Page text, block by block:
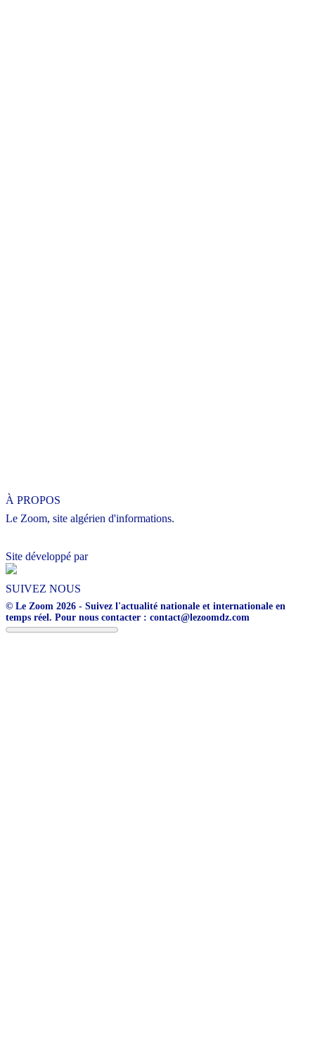
À PROPOS
Le Zoom, site algérien d'informations.
Site développé par
SUIVEZ NOUS
© Le Zoom 2026 - Suivez l'actualité nationale et internationale en
temps réel. Pour nous contacter : contact@lezoomdz.com